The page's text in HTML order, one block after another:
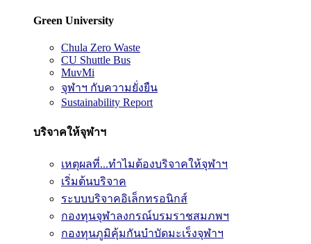
Green University
Chula Zero Waste
CU Shuttle Bus
MuvMi
จุฬาฯ กับความยั่งยืน
Sustainability Report
บริจาคให้จุฬาฯ
เหตุผลที่...ทำไมต้องบริจาคให้จุฬาฯ
เริ่มต้นบริจาค
ระบบบริจาคอิเล็กทรอนิกส์
กองทุนจุฬาลงกรณ์บรมราชสมภพฯ
กองทุนภูมิคุ้มกันบำบัดมะเร็งจุฬาฯ